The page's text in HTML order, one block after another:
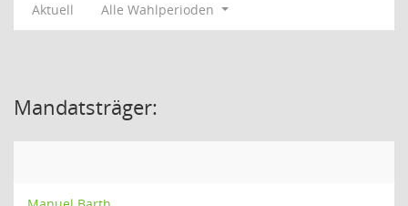
Aktuell Alle Wahlperioden
Mandatsträger: